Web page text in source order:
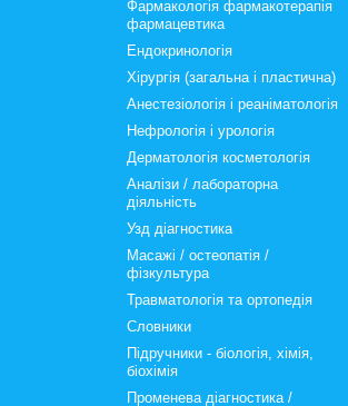
Фармакологія фармакотерапія
фармацевтика
Ендокринологія
Хірургія (загальна і пластична)
Анестезіологія і реаніматологія
Нефрологія і урологія
Дерматологія косметологія
Аналізи / лабораторна
діяльність
Узд діагностика
Масажі / остеопатія /
фізкультура
Травматологія та ортопедія
Словники
Підручники - біологія, хімія,
біохімія
Променева діагностика /